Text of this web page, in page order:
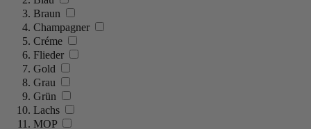
Braun
Champagner
Créme
Flieder
Gold
Grau
Grün
Lachs
MOP